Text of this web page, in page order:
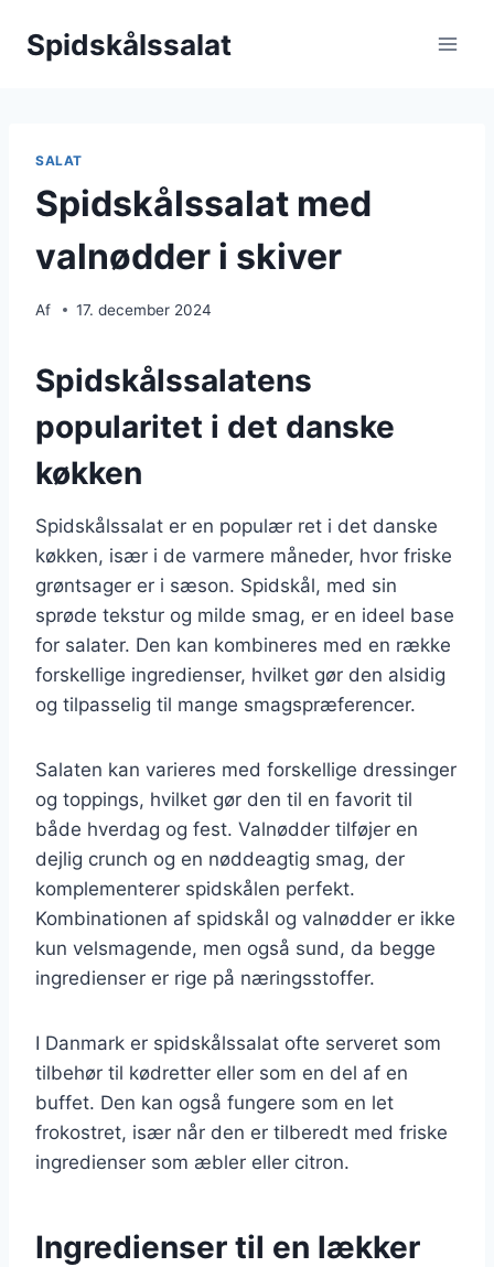
Spidskålssalat
SALAT
Spidskålssalat med
valnødder i skiver
Af 17. december 2024
Spidskålssalatens
popularitet i det danske
køkken
Spidskålssalat er en populær ret i det danske
køkken, især i de varmere måneder, hvor friske
grøntsager er i sæson. Spidskål, med sin
sprøde tekstur og milde smag, er en ideel base
for salater. Den kan kombineres med en række
forskellige ingredienser, hvilket gør den alsidig
og tilpasselig til mange smagspræferencer.
Salaten kan varieres med forskellige dressinger
og toppings, hvilket gør den til en favorit til
både hverdag og fest. Valnødder tilføjer en
dejlig crunch og en nøddeagtig smag, der
komplementerer spidskålen perfekt.
Kombinationen af spidskål og valnødder er ikke
kun velsmagende, men også sund, da begge
ingredienser er rige på næringsstoffer.
I Danmark er spidskålssalat ofte serveret som
tilbehør til kødretter eller som en del af en
buffet. Den kan også fungere som en let
frokostret, især når den er tilberedt med friske
ingredienser som æbler eller citron.
Ingredienser til en lækker